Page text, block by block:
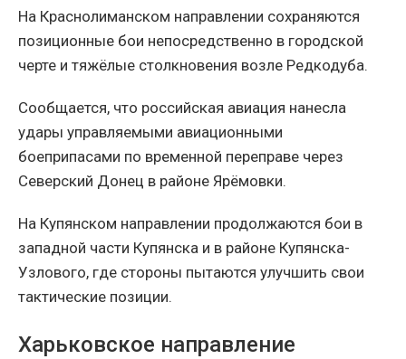
На Краснолиманском направлении сохраняются
позиционные бои непосредственно в городской
черте и тяжёлые столкновения возле Редкодуба.
Сообщается, что российская авиация нанесла
удары управляемыми авиационными
боеприпасами по временной переправе через
Северский Донец в районе Ярёмовки.
На Купянском направлении продолжаются бои в
западной части Купянска и в районе Купянска-
Узлового, где стороны пытаются улучшить свои
тактические позиции.
Харьковское направление